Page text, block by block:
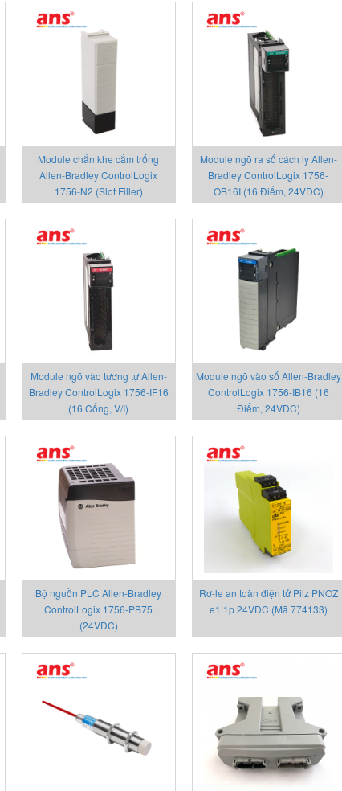
Module chắn khe cắm trống
Allen-Bradley ControlLogix
1756-N2 (Slot Filler)
Module ngõ ra số cách ly Allen-
Bradley ControlLogix 1756-
OB16I (16 Điểm, 24VDC)
Module ngõ vào tương tự Allen-
Bradley ControlLogix 1756-IF16
(16 Cổng, V/I)
Module ngõ vào số Allen-Bradley
ControlLogix 1756-IB16 (16
Điểm, 24VDC)
Bộ nguồn PLC Allen-Bradley
ControlLogix 1756-PB75
(24VDC)
Rơ-le an toàn điện tử Pilz PNOZ
e1.1p 24VDC (Mã 774133)